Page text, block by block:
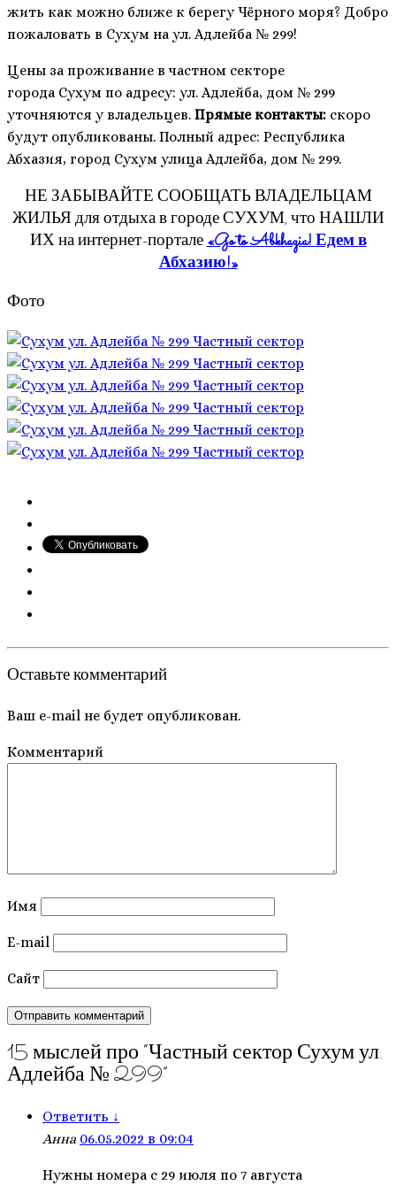
жить как можно ближе к берегу Чёрного моря? Добро
пожаловать в Сухум на ул. Адлейба № 299!
Цены за проживание в частном секторе
города Сухум по адресу: ул. Адлейба, дом № 299
уточняются у владельцев. Прямые контакты: скоро
будут опубликованы. Полный адрес: Республика
Абхазия, город Сухум улица Адлейба, дом № 299.
НЕ ЗАБЫВАЙТЕ СООБЩАТЬ ВЛАДЕЛЬЦАМ
ЖИЛЬЯ для отдыха в городе СУХУМ, что НАШЛИ
ИХ на интернет-портале«Go to Abkhazia! Едем в
Абхазию!»
Фото
Оставьте комментарий
Ваш e-mail не будет опубликован.
Комментарий
Имя
E-mail
Сайт
15 мыслей про “Частный сектор Сухум ул.
Адлейба № 299”
Ответить ↓
Анна 06.05.2022 в 09:04
Нужны номера с 29 июля по 7 августа